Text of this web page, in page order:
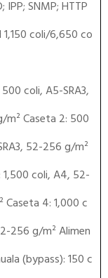
IPP; SNMP; HTTP
coli/6,650 co
coli, A5-SRA3,
Caseta 2: 500
52-256 g/m²
1,500 coli, A4, 52-
Caseta 4: 1,000 c
256 g/m² Alimen
(bypass): 150 c